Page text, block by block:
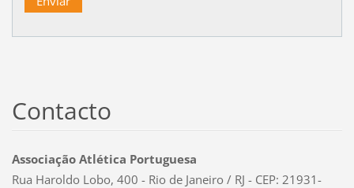
Contacto
Associação Atlética Portuguesa
Rua Haroldo Lobo, 400 - Rio de Janeiro / RJ - CEP: 21931-